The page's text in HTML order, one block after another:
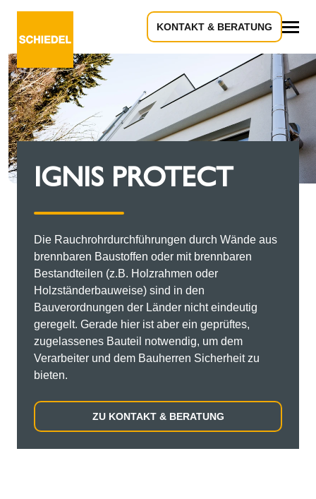
KONTAKT & BERATUNG
IGNIS PROTECT
Die Rauchrohrdurchführungen durch Wände aus
brennbaren Baustoffen oder mit brennbaren
Bestandteilen (z.B. Holzrahmen oder
Holzständerbauweise) sind in den
Bauverordnungen der Länder nicht eindeutig
geregelt. Gerade hier ist aber ein geprüftes,
zugelassenes Bauteil notwendig, um dem
Verarbeiter und dem Bauherren Sicherheit zu
bieten.
ZU KONTAKT & BERATUNG